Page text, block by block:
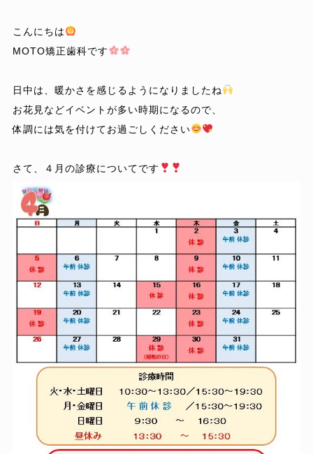
こんにちは
MOTO矯正歯科です
日中は、暖かさを感じるようになりましたね
お花見などイベントが多い時期になるので、
体調には気を付けてお過ごしください
さて、４月の診療についてです